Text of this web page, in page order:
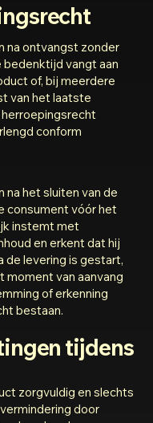
na ontvangst zonder
bedenktijd vangt aan
of, bij meerdere
van het laatste
conform
na het sluiten van de
consument vóór het
instemt met
en erkent dat hij
de levering is gestart,
van aanvang
of erkenning
bestaan.
tijdens
zorgvuldig en slechts
door